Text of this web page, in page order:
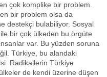
çok komplike bir problem.
bir problem olsa da
destekçi bulabiliyor. Sosyal
bir çok ülkeden bu örgüte
var. Bu yüzden soruna
Türkiye, bu alandaki
Radikallerin Türkiye
de kendi üzerine düşen